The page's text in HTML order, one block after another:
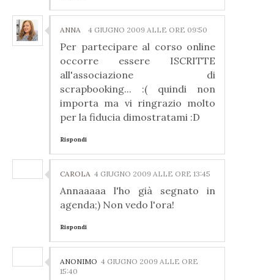
ANNA 4 GIUGNO 2009 ALLE ORE 09:50
Per partecipare al corso online
occorre essere ISCRITTE
all'associazione di
scrapbooking... :( quindi non
importa ma vi ringrazio molto
per la fiducia dimostratami :D
Rispondi
CAROLA 4 GIUGNO 2009 ALLE ORE 13:45
Annaaaaa l'ho già segnato in
agenda;) Non vedo l'ora!
Rispondi
ANONIMO 4 GIUGNO 2009 ALLE ORE
15:40